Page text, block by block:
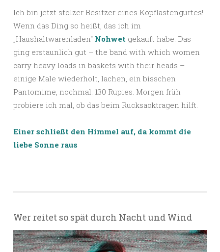
Ich bin jetzt stolzer Besitzer eines Kopflastengurtes!
Wenn das Ding so heißt, das ich im
„Haushaltwarenladen“ Nohwet gekauft habe. Das
ging erstaunlich gut – the band with which women
carry heavy loads in baskets with their heads –
einige Male wiederholt, lachen, ein bisschen
Pantomime, nochmal. 130 Rupies. Morgen früh
probiere ich mal, ob das beim Rucksacktragen hilft.
Einer schließt den Himmel auf, da kommt die
liebe Sonne raus
Wer reitet so spät durch Nacht und Wind